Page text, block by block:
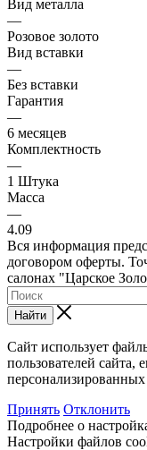
Вид металла
—
Розовое золото
Вид вставки
—
Без вставки
Гарантия
—
6 месяцев
Комплектность
—
1 Штука
Масса
—
4.09
Вся информация
договором оферты.
салонах "Царское
Найти
Сайт использует
пользователей сайта,
Принять Отклонить
Подробнее о
Настройки файлов